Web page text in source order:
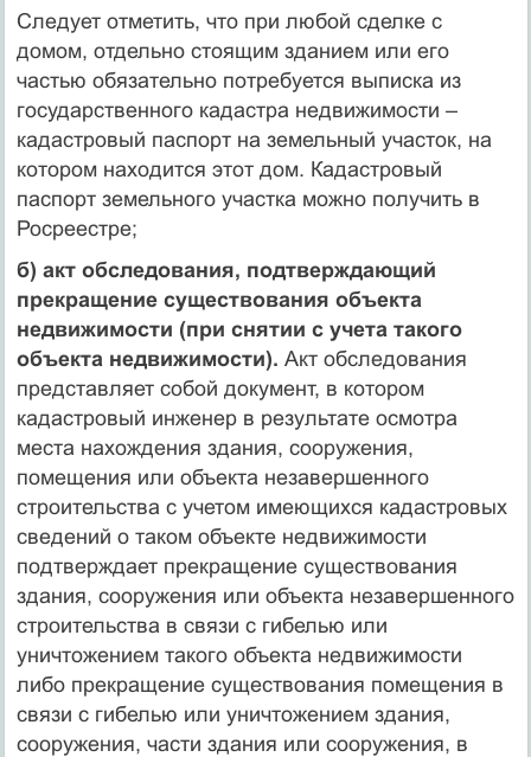
Следует отметить, что при любой сделке с
домом, отдельно стоящим зданием или его
частью обязательно потребуется выписка из
государственного кадастра недвижимости –
кадастровый паспорт на земельный участок, на
котором находится этот дом. Кадастровый
паспорт земельного участка можно получить в
Росреестре;
б) акт обследования, подтверждающий
прекращение существования объекта
недвижимости (при снятии с учета такого
объекта недвижимости). Акт обследования
представляет собой документ, в котором
кадастровый инженер в результате осмотра
места нахождения здания, сооружения,
помещения или объекта незавершенного
строительства с учетом имеющихся кадастровых
сведений о таком объекте недвижимости
подтверждает прекращение существования
здания, сооружения или объекта незавершенного
строительства в связи с гибелью или
уничтожением такого объекта недвижимости
либо прекращение существования помещения в
связи с гибелью или уничтожением здания,
сооружения, части здания или сооружения, в